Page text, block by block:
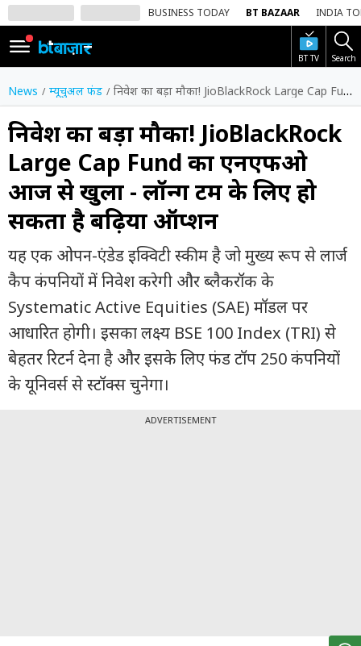
BUSINESS TODAY BT BAZAAR INDIA
BT TV Search
SIGN
IN
Dark
Mode
होम
शेयर
बाज़ार
वीडियो
ट्रेंडिंग
बिजनेस
न्यूज
पर्सनल
फाइनेंस
News म्यूचुअल फंड निवेश का बड़ा मौका! JioBlackRock Large Cap Fund का एनएफओ आज से खुला - लॉन्ग टर्म के लिए हो सकता है बढ़िया ऑप्शन
निवेश का बड़ा मौका! JioBlackRock
Large Cap Fund का एनएफओ
आज से खुला - लॉन्ग टर्म के लिए हो
सकता है बढ़िया ऑप्शन
यह एक ओपन-एंडेड इक्विटी स्कीम है जो मुख्य रूप से लार्ज
कैप कंपनियों में निवेश करेगी और ब्लैकरॉक के
Systematic Active Equities (SAE) मॉडल पर
आधारित होगी। इसका लक्ष्य BSE 100 Index (TRI) से
बेहतर रिटर्न देना है और इसके लिए फंड टॉप 250 कंपनियों
के यूनिवर्स से स्टॉक्स चुनेगा।
ADVERTISEMENT